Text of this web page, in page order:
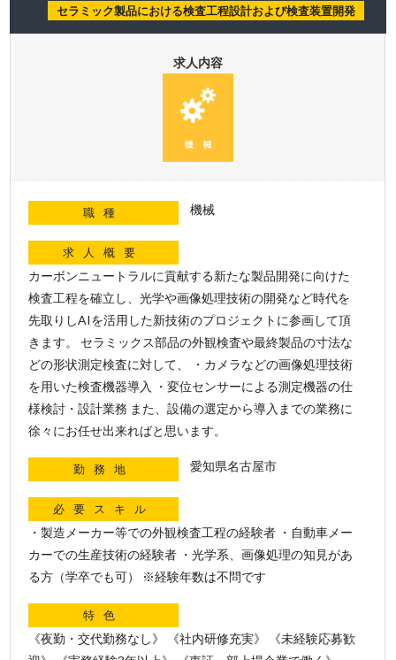
セラミック製品における検査工程設計および検査装置開発
求人内容
職種 機械
求人概要
カーボンニュートラルに貢献する新たな製品開発に向けた
検査工程を確立し、光学や画像処理技術の開発など時代を
先取りしAIを活用した新技術のプロジェクトに参画して頂
きます。 セラミックス部品の外観検査や最終製品の寸法な
どの形状測定検査に対して、 ・カメラなどの画像処理技術
を用いた検査機器導入 ・変位センサーによる測定機器の仕
様検討・設計業務 また、設備の選定から導入までの業務に
徐々にお任せ出来ればと思います。
勤務地 愛知県名古屋市
必要スキル
・製造メーカー等での外観検査工程の経験者 ・自動車メー
カーでの生産技術の経験者 ・光学系、画像処理の知見があ
る方（学卒でも可） ※経験年数は不問です
特色
《夜勤・交代勤務なし》 《社内研修充実》 《未経験応募歓